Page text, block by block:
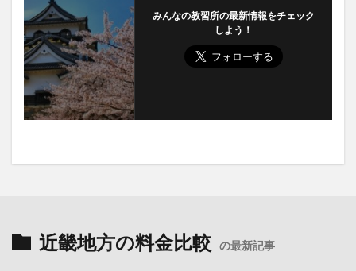
みんなの教習所の最新情報をチェック
しよう！
近畿地方の料金比較 の最新記事